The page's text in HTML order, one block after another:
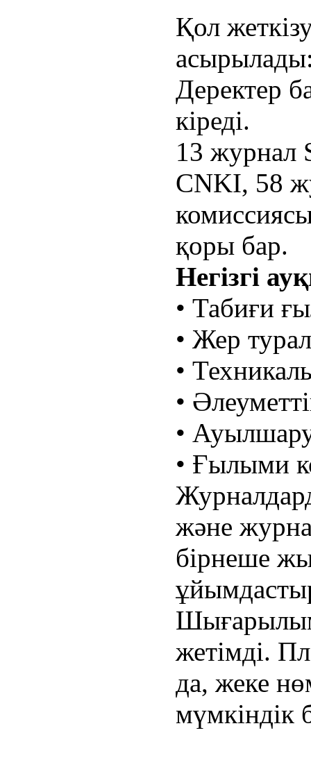
Қол
Деректер
кіреді.
13 журнал
CNKI, 58
қоры бар.
Негізгі
• Табиғи
• Жер
•
•
•
• Ғылыми
және
бірнеше
жетімді.
да, жеке
мүмкіндік